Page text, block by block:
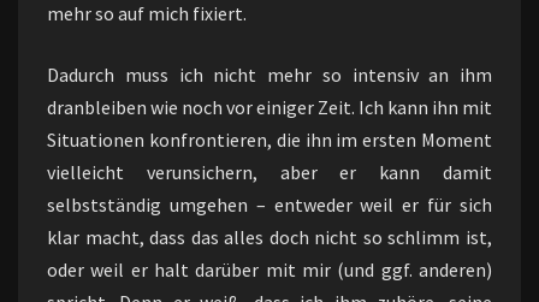
mehr so auf mich fixiert.
Dadurch muss ich nicht mehr so intensiv an ihm
dranbleiben wie noch vor einiger Zeit. Ich kann ihn mit
Situationen konfrontieren, die ihn im ersten Moment
vielleicht verunsichern, aber er kann damit
selbstständig umgehen – entweder weil er für sich
klar macht, dass das alles doch nicht so schlimm ist,
oder weil er halt darüber mit mir (und ggf. anderen)